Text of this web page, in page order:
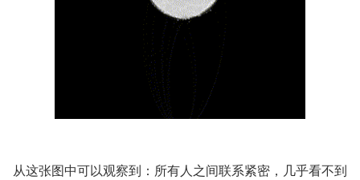
从这张图中可以观察到：所有人之间联系紧密，几乎看不到